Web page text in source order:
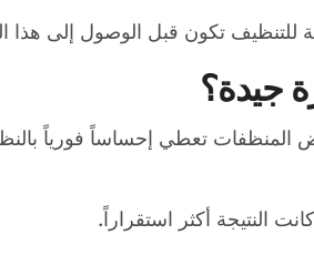
للتنظيف تكون قبل الوصول إلى هذا
جيدة؟
تعطي إحساساً فورياً
النتيجة أكثر استقراراً.